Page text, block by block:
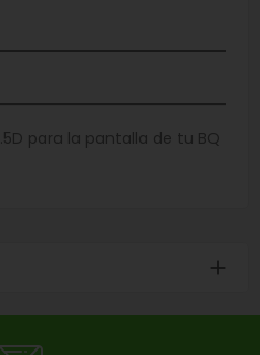
para la pantalla de tu BQ
